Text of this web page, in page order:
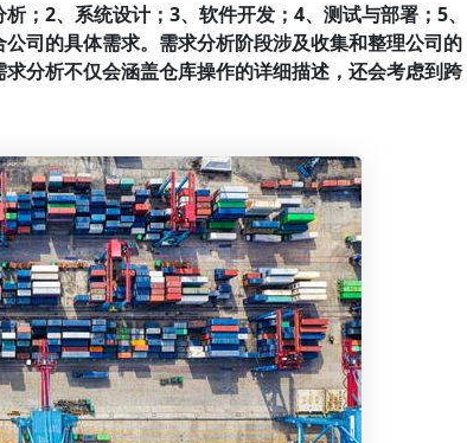
；2、系统设计；3、软件开发；4、测试与部署；5、
司的具体需求。需求分析阶段涉及收集和整理公司的
分析不仅会涵盖仓库操作的详细描述，还会考虑到跨